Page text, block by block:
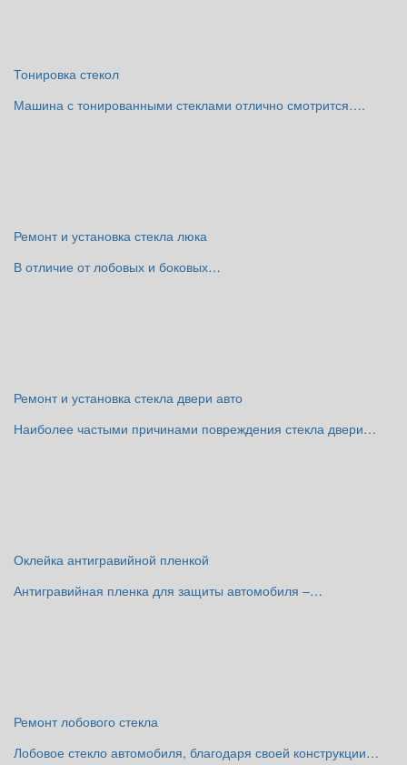
Тонировка стекол
Машина с тонированными стеклами отлично смотрится….
Ремонт и установка стекла люка
В отличие от лобовых и боковых…
Ремонт и установка стекла двери авто
Наиболее частыми причинами повреждения стекла двери…
Оклейка антигравийной пленкой
Антигравийная пленка для защиты автомобиля –…
Ремонт лобового стекла
Лобовое стекло автомобиля, благодаря своей конструкции…